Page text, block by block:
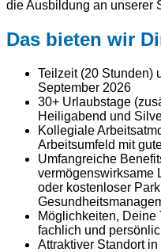
die Ausbildung an unserer
Das bieten wir
Teilzeit (20 Stunden)
September 2026
30+ Urlaubstage
Heiligabend und
Kollegiale
Arbeitsumfeld mit
Umfangreiche
vermögenswirksame
oder kostenloser
Möglichkeiten,
fachlich und
Attraktiver Standort